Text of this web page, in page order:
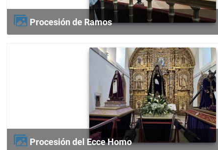
Procesión de Ramos
Procesión del Ecce Homo